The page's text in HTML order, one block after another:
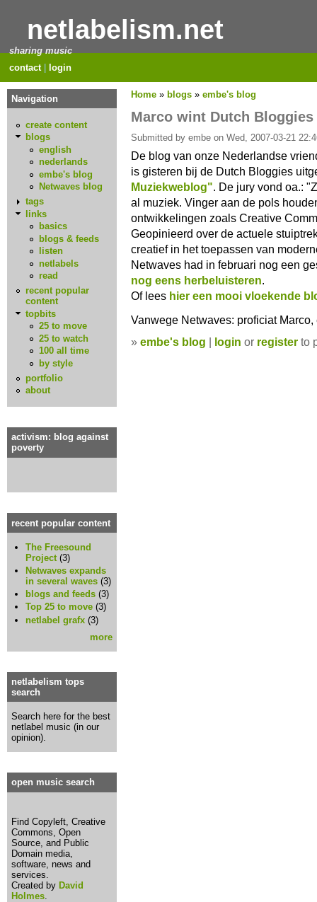
netlabelism.net
sharing music
contact| login
Home » blogs » embe's blog
Marco wint Dutch Bloggies
Submitted by embe on Wed, 2007-03-21
De blog van onze Nederlandse
is gisteren bij de Dutch Bloggies
Muziekweblog". De jury vond oa.:
al muziek. Vinger aan de pols
ontwikkelingen zoals Creative
Geopinieerd over de actuele
creatief in het toepassen van
Netwaves had in februari nog een
nog eens herbeluisteren.
Of lees hier een mooi vloekende
Vanwege Netwaves: proficiat
» embe's blog | login or register to
Navigation
create content
blogs
english
nederlands
embe's blog
Netwaves blog
tags
links
basics
blogs & feeds
listen
netlabels
read
recent popular
content
topbits
25 to move
25 to watch
100 all time
by style
portfolio
about
activism: blog against
poverty
recent popular content
The Freesound
Project (3)
Netwaves expands
in several waves (3)
blogs and feeds (3)
Top 25 to move (3)
netlabel grafx (3)
more
netlabelism tops
search
Search here for the best
netlabel music (in our
opinion).
open music search
Find Copyleft, Creative
Commons, Open
Source, and Public
Domain media,
software, news and
services.
Created by David
Holmes